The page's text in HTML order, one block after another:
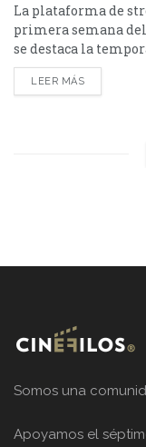
La plataforma de
primera semana
se destaca la
Anatomy y por el
gustos: Parásitos,
(1/9/2020)
LEER MÁS
Somos una
Apoyamos el